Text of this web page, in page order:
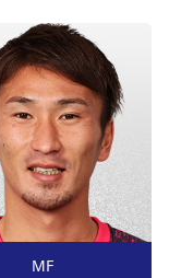
MF